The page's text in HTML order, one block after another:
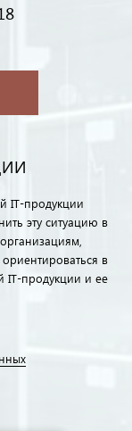
IT-продукции
эту ситуацию в
в
IT-продукции и ее